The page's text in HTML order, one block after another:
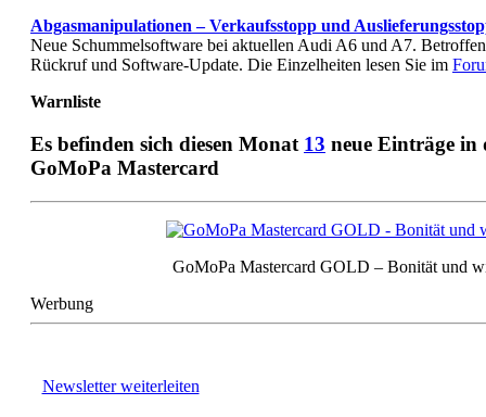
Abgasmanipulationen – Verkaufsstopp und
Neue Schummelsoftware bei aktuellen Audi A6 und A7.
Rückruf und Software-Update. Die Einzelheiten lesen Sie im
Warnliste
Es befinden sich diesen Monat 13 neue Einträge
GoMoPa Mastercard
GoMoPa Mastercard GOLD – Bonität und
Werbung
Newsletter weiterleiten